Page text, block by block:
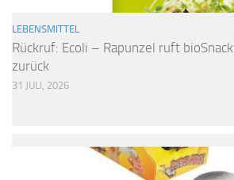
LEBENSMITTEL
Rückruf: Ecoli – Rapunzel ruft
zurück
31 JULI, 2026